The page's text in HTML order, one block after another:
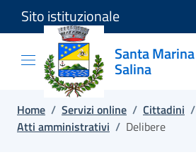
Salta e vai al contenuto
Salta e vai al footer
Sito istituzionale
Santa Marina
Salina
Home / Servizi online / Cittadini /
Atti amministrativi / Delibere